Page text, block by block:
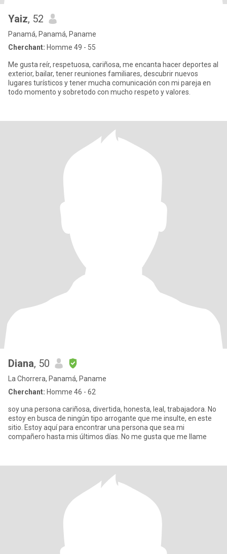
Yaiz, 52
Panamá, Panamá, Paname
Cherchant: Homme 49 - 55
Me gusta reír, respetuosa, cariñosa, me encanta hacer deportes al
exterior, bailar, tener reuniones familiares, descubrir nuevos
lugares turísticos y tener mucha comunicación con mi pareja en
todo momento y sobretodo con mucho respeto y valores.
Diana, 50
La Chorrera, Panamá, Paname
Cherchant: Homme 46 - 62
soy una persona cariñosa, divertida, honesta, leal, trabajadora. No
estoy en busca de ningún tipo arrogante que me insulte, en este
sitio. Estoy aquí para encontrar una persona que sea mi
compañero hasta mis últimos días. No me gusta que me llame